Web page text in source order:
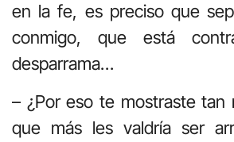
en la fe, es preciso que
conmigo, que está
desparrama…
– ¿Por eso te mostraste tan
que más les valdría ser